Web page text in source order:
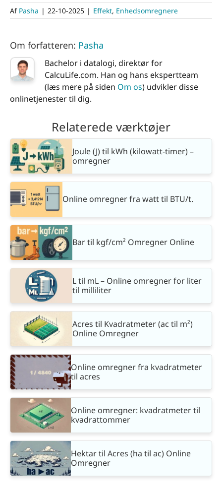
Af Pasha | 22-10-2025 | Effekt, Enhedsomregnere
Om forfatteren: Pasha
Bachelor i datalogi, direktør for
CalcuLife.com. Han og hans ekspertteam
(læs mere på siden Om os) udvikler disse
onlinetjenester til dig.
Relaterede værktøjer
Joule (J) til kWh (kilowatt-timer) –
omregner
Online omregner fra watt til BTU/t.
Bar til kgf/cm² Omregner Online
L til mL – Online omregner for liter
til milliliter
Acres til Kvadratmeter (ac til m²)
Online Omregner
Online omregner fra kvadratmeter
til acres
Online omregner: kvadratmeter til
kvadrattommer
Hektar til Acres (ha til ac) Online
Omregner